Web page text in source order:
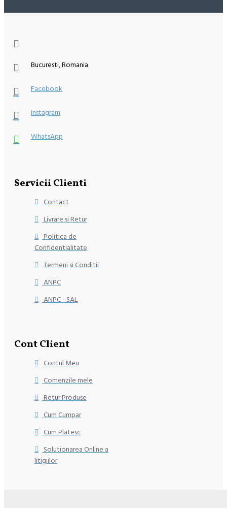
Bucuresti, Romania
Facebook
Instagram
WhatsApp
Servicii Clienti
Contact
Livrare si Retur
Politica de
Confidentialitate
Termeni si Conditii
ANPC
ANPC - SAL
Cont Client
Contul Meu
Comenzile mele
Retur Produse
Cum Cumpar
Cum Platesc
Solutionarea Online a
litigiilor